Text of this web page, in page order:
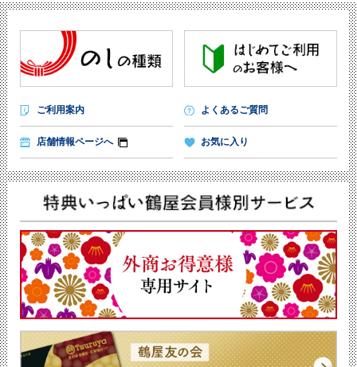
ご利用案内 よくあるご質問
店舗情報ページへ お気に入り